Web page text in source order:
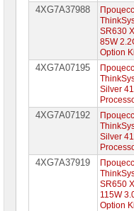
серверов
Lenovo
серверов
для
серверов
Hewlett
4XG7A37988
SR630
85W
Option
4XG7A07195
Silver
4XG7A07192
Silver
4XG7A37919
SR650
115W
Option